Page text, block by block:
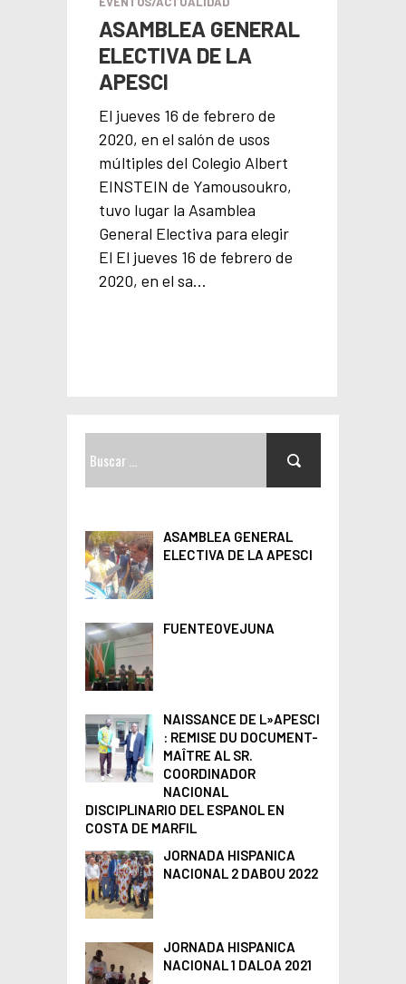
ASAMBLEA GENERAL
ELECTIVA DE LA
APESCI
El jueves 16 de febrero de
2020, en el salón de usos
múltiples del Colegio Albert
EINSTEIN de Yamousoukro,
tuvo lugar la Asamblea
General Electiva para elegir
El El jueves 16 de febrero de
2020, en el sa…
c
a
r
ASAMBLEA GENERAL
ELECTIVA DE LA APESCI
FUENTEOVEJUNA
NAISSANCE DE L»APESCI
: REMISE DU DOCUMENT-
MAÎTRE AL SR.
COORDINADOR
NACIONAL
DISCIPLINARIO DEL ESPANOL EN
COSTA DE MARFIL
JORNADA HISPANICA
NACIONAL 2 DABOU 2022
JORNADA HISPANICA
NACIONAL 1 DALOA 2021